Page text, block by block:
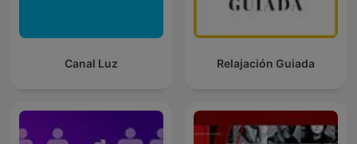
Canal Luz Relajación Guiada